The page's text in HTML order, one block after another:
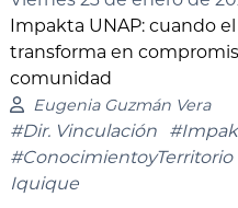
Impakta UNAP: cuando
transforma en
comunidad
Eugenia Guzmán Vera
#Dir. Vinculación
#ConocimientoyTerritorio
Iquique